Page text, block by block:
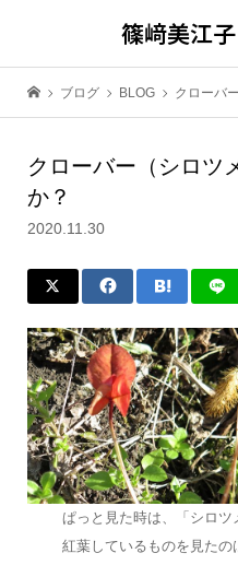
篠﨑美江
ブログ BLOG クローバ
クローバー（シロツ
か？
2020.11.30
ぱっと見た時は、「シロツ
紅葉しているものを見たの